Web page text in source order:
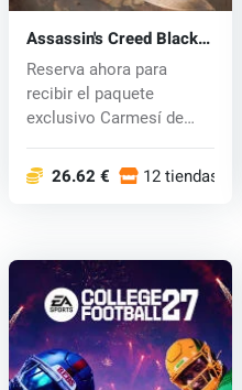
Assassin's Creed Black
Flag Resynced (PC) key
Reserva ahora para
recibir el paquete
exclusivo Carmesí de
26.62 € 12 tiendas